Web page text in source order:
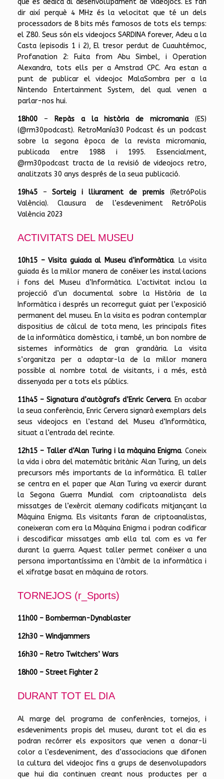
que es dedica al desenvolupament de videojocs. Es fan
dir així perquè 4 MHz és la velocitat que té un dels
processadors de 8 bits més famosos de tots els temps:
el Z80. Seus són els videojocs SARDINA forever, Adeu a la
Casta (episodis 1 i 2), El tresor perdut de Cuauhtémoc,
Profanation 2: Fuita from Abu Simbel, i Operation
Alexandra, tots ells per a Amstrad CPC. Ara estan a
punt de publicar el videojoc MalaSombra per a la
Nintendo Entertainment System, del qual venen a
parlar-nos hui.
18h00 – Repàs a la història de micromania(ES)
(@rm30podcast). RetroManía30 Podcast és un podcast
sobre la segona època de la revista micromania,
publicada entre 1988 i 1995. Essencialment,
@rm30podcast tracta de la revisió de videojocs retro,
analitzats 30 anys després de la seua publicació.
19h45 –Sorteig i lliurament de premis (RetróPolis
València). Clausura de l’esdeveniment RetróPolis
València 2023
ACTIVITATS DEL MUSEU
10h15 – Visita guiada al Museu d’informàtica. La visita
guiada és la millor manera de conéixer les instal·lacions
i fons del Museu d’Informàtica. L’activitat inclou la
projecció d’un documental sobre la Història de la
Informàtica i després un recorregut guiat per l’exposició
permanent del museu. En la visita es podran contemplar
dispositius de càlcul de tota mena, les principals fites
de la informàtica domèstica, i també, un bon nombre de
sistemes informàtics de gran grandària. La visita
s’organitza per a adaptar-la de la millor manera
possible al nombre total de visitants, i a més, està
dissenyada per a tots els públics.
11h45 – Signatura d’autògrafs d’Enric Cervera. En acabar
la seua conferència, Enric Cervera signarà exemplars dels
seus videojocs en l’estand del Museu d’Informàtica,
situat a l’entrada del recinte.
12h15 – Taller d’Alan Turing i la màquina Enigma. Coneix
la vida i obra del matemàtic britànic Alan Turing, un dels
precursors més importants de la informàtica. El taller
se centra en el paper que Alan Turing va exercir durant
la Segona Guerra Mundial com criptoanalista dels
missatges de l’exèrcit alemany codificats mitjançant la
Màquina Enigma. Els visitants faran de criptoanalistas,
coneixeran com era la Màquina Enigma i podran codificar
i descodificar missatges amb ella tal com es va fer
durant la guerra. Aquest taller permet conéixer a una
persona importantíssima en l’àmbit de la informàtica i
el xifratge basat en màquina de rotors.
TORNEJOS (r_Sports)
11h00 – Bomberman-Dynablaster
12h30 – Windjammers
16h30 – Retro Twitchers’ Wars
18h00 – Street Fighter 2
DURANT TOT EL DIA
Al marge del programa de conferències, tornejos, i
esdeveniments propis del museu, durant tot el dia es
podran recórrer els expositors que venen a donar-li
color a l’esdeveniment, des d’associacions que difonen
la cultura del videojoc fins a grups de desenvolupadors
que hui dia continuen creant nous productes per a